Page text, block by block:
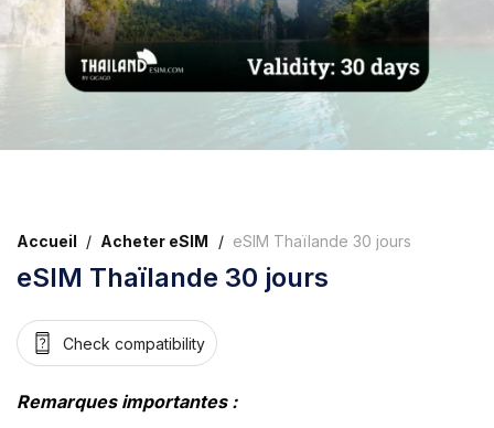
Accueil / Acheter eSIM / eSIM Thaïlande 30 jours
eSIM Thaïlande 30 jours
Check compatibility
Remarques importantes :